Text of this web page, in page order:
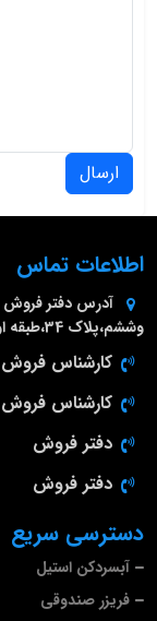
ارسال
دسترسی سریع
آبسردکن استیل
فریزر صندوقی
اطلاعات تماس
آدرس دفتر فروش
وششم،پلاک 34،طبقه اول
کارشناس فروش
کارشناس فروش
دفتر فروش
دفتر فروش